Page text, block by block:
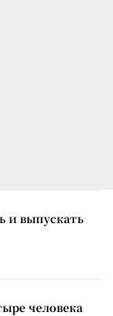
и выпускать
человека